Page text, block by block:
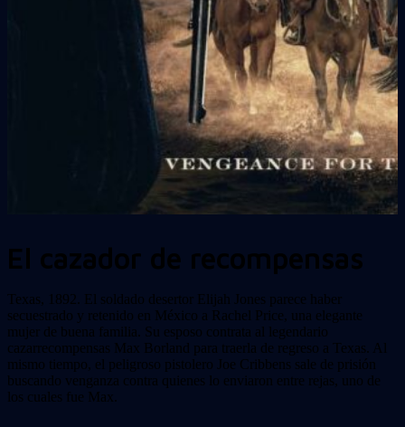
El cazador de recompensas
Texas, 1892. El soldado desertor Elijah Jones parece haber
secuestrado y retenido en México a Rachel Price, una elegante
mujer de buena familia. Su esposo contrata al legendario
cazarrecompensas Max Borland para traerla de regreso a Texas. Al
mismo tiempo, el peligroso pistolero Joe Cribbens sale de prisión
buscando venganza contra quienes lo enviaron entre rejas, uno de
los cuales fue Max.